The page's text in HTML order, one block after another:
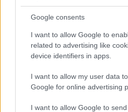
Google consents
I want to allow Google to
related to advertising like
device identifiers in apps.
I want to allow my user data
Google for online advertising
I want to allow Google to
Breaking: a házunkkal
minden évben valamilyen